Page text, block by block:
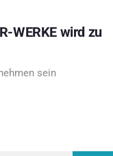
WERKE wird zu
sein